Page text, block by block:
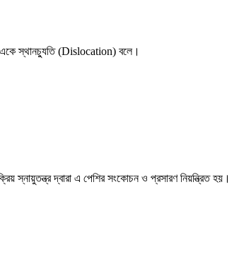
একে স্থানচ্যুতি (Dislocation) বলে।
স্নায়ুতন্ত্র দ্বারা এ পেশির সংকোচন ও প্রসারণ নিয়ন্ত্রিত হয়।